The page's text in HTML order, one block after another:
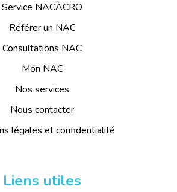
Service NACÀCRO
Référer un NAC
Consultations NAC
Mon NAC
Nos services
Nous contacter
légales et confidentialité
Liens utiles